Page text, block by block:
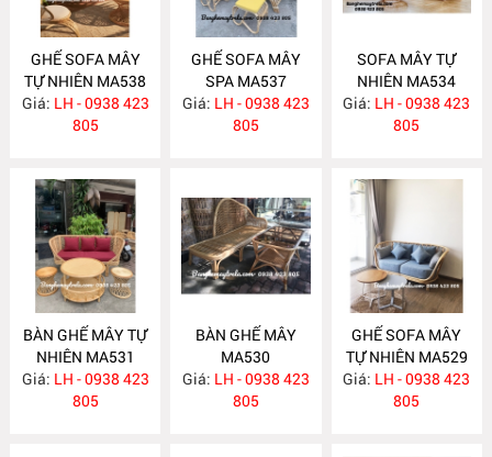
GHẾ SOFA MÂY
TỰ NHIÊN MA538
Giá: LH - 0938 423
805
GHẾ SOFA MÂY
SPA MA537
Giá: LH - 0938 423
805
SOFA MÂY TỰ
NHIÊN MA534
Giá: LH - 0938 423
805
BÀN GHẾ MÂY TỰ
NHIÊN MA531
Giá: LH - 0938 423
805
BÀN GHẾ MÂY
MA530
Giá: LH - 0938 423
805
GHẾ SOFA MÂY
TỰ NHIÊN MA529
Giá: LH - 0938 423
805